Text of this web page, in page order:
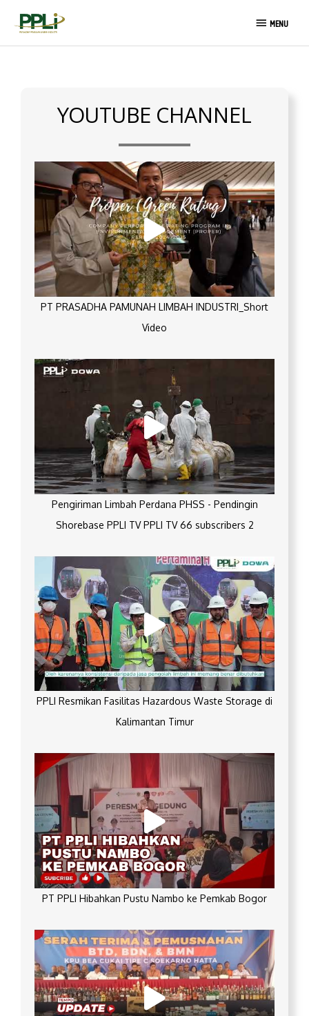
MENU
MENU
YOUTUBE CHANNEL
PT PRASADHA PAMUNAH LIMBAH INDUSTRI_Short
Video
Pengiriman Limbah Perdana PHSS - Pendingin
Shorebase PPLI TV PPLI TV 66 subscribers 2
PPLI Resmikan Fasilitas Hazardous Waste Storage di
Kalimantan Timur
PT PPLI Hibahkan Pustu Nambo ke Pemkab Bogor